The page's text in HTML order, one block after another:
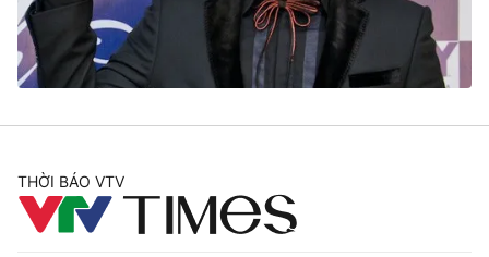
THỜI BÁO VTV